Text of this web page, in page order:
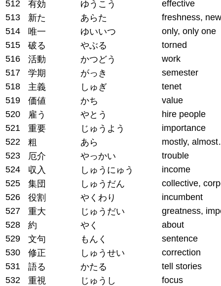
512
有効 ゆうこう
effective
513
新た あらた
freshness,
514
唯一 ゆいいつ
only, only one
515
破る やぶる
torned
516
活動 かつどう
work
517
学期 がっき
semester
518
主義 しゅぎ
tenet
519
価値 かち
value
520
雇う やとう
hire people
521
重要 じゅうよう
importance
522
粗 あら
mostly,
523
厄介 やっかい
trouble
524
収入 しゅうにゅう
income
525
集団 しゅうだん
collective,
526
役割 やくわり
incumbent
527
重大 じゅうだい
greatness,
528
約 やく
about
529
文句 もんく
sentence
530
修正 しゅうせい
correction
531
語る かたる
tell stories
532
重視 じゅうし
focus